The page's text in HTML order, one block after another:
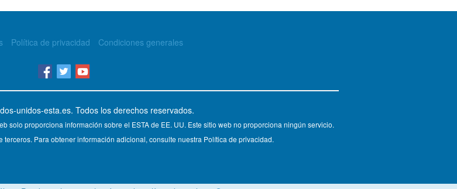
Política de privacidad Condiciones generales
unidos-esta.es. Todos los derechos reservados.
solo proporciona información sobre el ESTA de EE. UU. Este sitio web no proporciona ningún servicio.
terceros. Para obtener información adicional, consulte nuestra Política de privacidad.